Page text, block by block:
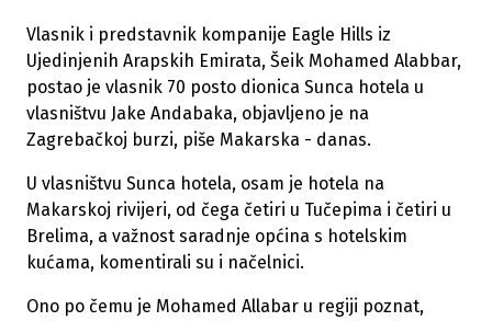
Vlasnik i predstavnik kompanije Eagle Hills iz
Ujedinjenih Arapskih Emirata, Šeik Mohamed Alabbar,
postao je vlasnik 70 posto dionica Sunca hotela u
vlasništvu Jake Andabaka, objavljeno je na
Zagrebačkoj burzi, piše Makarska - danas.
U vlasništvu Sunca hotela, osam je hotela na
Makarskoj rivijeri, od čega četiri u Tučepima i četiri u
Brelima, a važnost saradnje općina s hotelskim
kućama, komentirali su i načelnici.
Ono po čemu je Mohamed Allabar u regiji poznat,